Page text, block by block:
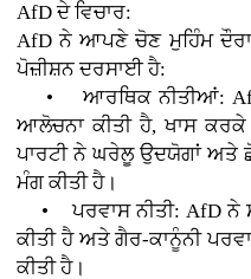
AfD ਦੇ ਵਿਚਾਰ:
AfD ਨੇ ਆਪਣੇ ਚੋਣ ਮੁਹਿੰਮ
ਪੋਜ਼ੀਸ਼ਨ ਦਰਸਾਈ ਹੈ:
• ਆਰਥਿਕ ਨੀਤੀਆਂ: AfD
ਆਲੋਚਨਾ ਕੀਤੀ ਹੈ, ਖਾਸ
ਪਾਰਟੀ ਨੇ ਘਰੇਲੂ ਉਦਯੋਗਾਂ ਅਤੇ
ਮੰਗ ਕੀਤੀ ਹੈ।
• ਪਰਵਾਸ ਨੀਤੀ: AfD ਨੇ
ਕੀਤੀ ਹੈ ਅਤੇ ਗੈਰ-ਕਾਨੂੰਨੀ
ਕੀਤੀ ਹੈ।